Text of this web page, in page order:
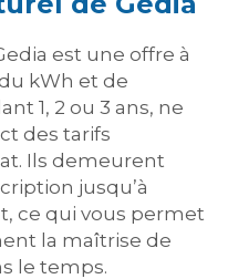
est une offre à
kWh et de
1, 2 ou 3 ans, ne
des tarifs
Ils demeurent
jusqu’à
ce qui vous permet
la maîtrise de
le temps.